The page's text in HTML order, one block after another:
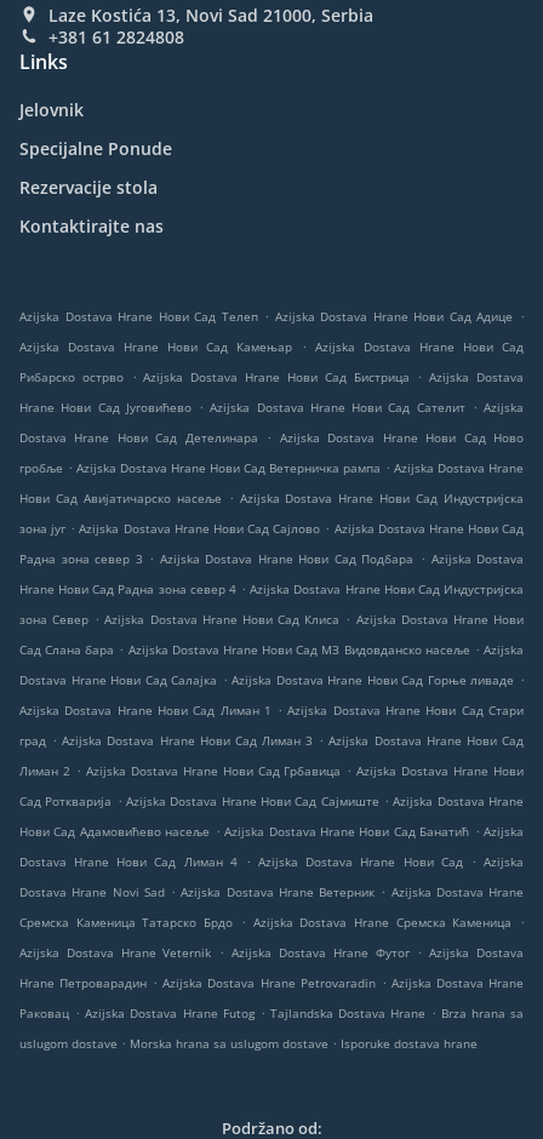
Laze Kostića 13, Novi Sad 21000, Serbia
+381 61 2824808
Links
Jelovnik
Specijalne Ponude
Rezervacije stola
Kontaktirajte nas
Azijska Dostava Hrane Нови Сад Телеп . Azijska Dostava Hrane Нови Сад Адице
.
Azijska Dostava Hrane Нови Сад Камењар
. Azijska Dostava Hrane Нови Сад
Рибарско острво
. Azijska Dostava Hrane Нови Сад Бистрица . Azijska Dostava
Hrane Нови Сад Југовићево . Azijska Dostava Hrane Нови Сад Сателит . Azijska
Dostava Hrane Нови Сад Детелинара
. Azijska Dostava Hrane Нови Сад Ново
гробље . Azijska Dostava Hrane Нови Сад Ветерничка рампа . Azijska Dostava Hrane
Нови Сад Авијатичарско насеље
. Azijska Dostava Hrane Нови Сад Индустријска
зона југ . Azijska Dostava Hrane Нови Сад Сајлово . Azijska Dostava Hrane Нови Сад
Радна зона север 3 . Azijska Dostava Hrane Нови Сад Подбара . Azijska Dostava
Hrane Нови Сад Радна зона север 4 . Azijska Dostava Hrane Нови Сад Индустријска
зона Север . Azijska Dostava Hrane Нови Сад Клиса . Azijska Dostava Hrane Нови
Сад Слана бара . Azijska Dostava Hrane Нови Сад МЗ Видовданско насеље . Azijska
Dostava Hrane Нови Сад Салајка . Azijska Dostava Hrane Нови Сад Горње ливаде .
Azijska Dostava Hrane Нови Сад Лиман 1
. Azijska Dostava Hrane Нови Сад Стари
град . Azijska Dostava Hrane Нови Сад Лиман 3 . Azijska Dostava Hrane Нови Сад
Лиман 2 . Azijska Dostava Hrane Нови Сад Грбавица . Azijska Dostava Hrane Нови
Сад Роткварија . Azijska Dostava Hrane Нови Сад Сајмиште . Azijska Dostava Hrane
Нови Сад Адамовићево насеље . Azijska Dostava Hrane Нови Сад Банатић . Azijska
Dostava Hrane Нови Сад Лиман 4
. Azijska Dostava Hrane Нови Сад . Azijska
Dostava Hrane Novi Sad . Azijska Dostava Hrane Ветерник . Azijska Dostava Hrane
Сремска Каменица Татарско Брдо
. Azijska Dostava Hrane Сремска Каменица
.
Azijska Dostava Hrane Veternik
. Azijska Dostava Hrane Футог . Azijska Dostava
Hrane Петроварадин . Azijska Dostava Hrane Petrovaradin . Azijska Dostava Hrane
Раковац . Azijska Dostava Hrane Futog . Tajlandska Dostava Hrane . Brza hrana sa
uslugom dostave . Morska hrana sa uslugom dostave . Isporuke dostava hrane
Podržano od: